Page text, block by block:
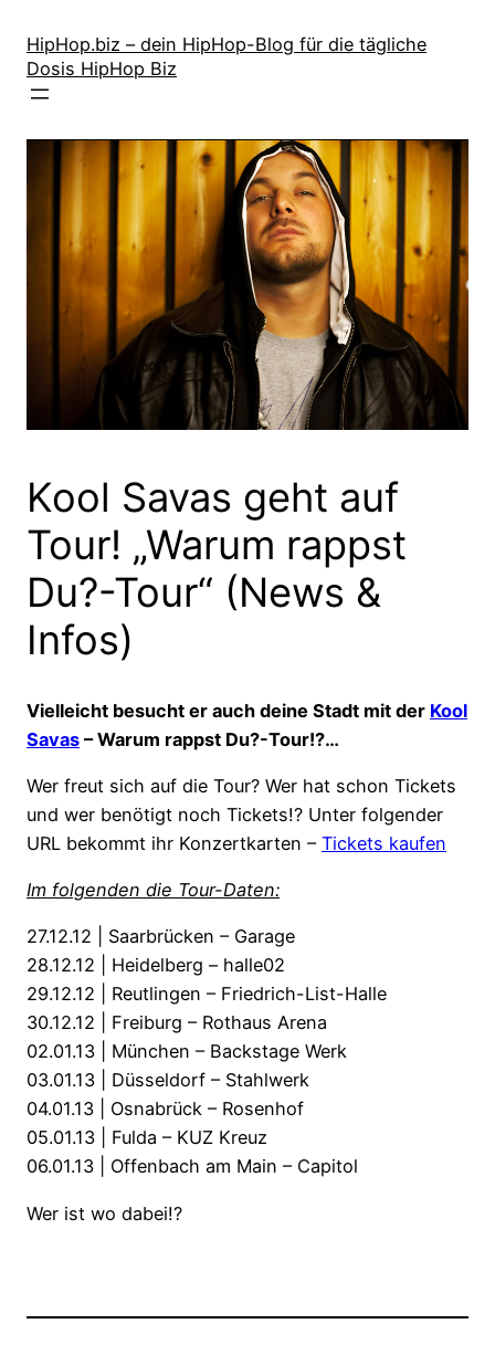
Inhalt
springen
HipHop.biz – dein HipHop-Blog für die tägliche
Dosis HipHop Biz
Kool Savas geht auf
Tour! „Warum rappst
Du?-Tour“ (News &
Infos)
Vielleicht besucht er auch deine Stadt mit der Kool
Savas – Warum rappst Du?-Tour!?…
Wer freut sich auf die Tour? Wer hat schon Tickets
und wer benötigt noch Tickets!? Unter folgender
URL bekommt ihr Konzertkarten – Tickets kaufen
Im folgenden die Tour-Daten:
27.12.12 | Saarbrücken – Garage
28.12.12 | Heidelberg – halle02
29.12.12 | Reutlingen – Friedrich-List-Halle
30.12.12 | Freiburg – Rothaus Arena
02.01.13 | München – Backstage Werk
03.01.13 | Düsseldorf – Stahlwerk
04.01.13 | Osnabrück – Rosenhof
05.01.13 | Fulda – KUZ Kreuz
06.01.13 | Offenbach am Main – Capitol
Wer ist wo dabei!?